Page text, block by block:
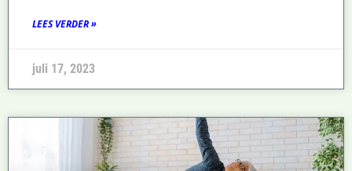
LEES VERDER »
juli 17, 2023